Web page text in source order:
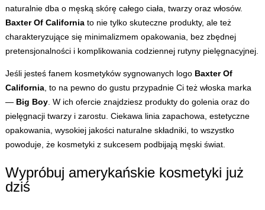
naturalnie dba o męską skórę całego ciała, twarzy oraz włosów.
Baxter Of Californiato nie tylko skuteczne produkty, ale też
charakteryzujące się minimalizmem opakowania, bez zbędnej
pretensjonalności i komplikowania codziennej rutyny pielęgnacyjnej.
Jeśli jesteś fanem kosmetyków sygnowanych logo Baxter Of
California, to na pewno do gustu przypadnie Ci też włoska marka
— Big Boy. W ich ofercie znajdziesz produkty do golenia oraz do
pielęgnacji twarzy i zarostu. Ciekawa linia zapachowa, estetyczne
opakowania, wysokiej jakości naturalne składniki, to wszystko
powoduje, że kosmetyki z sukcesem podbijają męski świat.
Wypróbuj amerykańskie kosmetyki już
dziś